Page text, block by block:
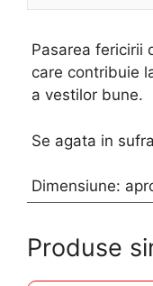
Pasarea fericirii
care contribuie
a vestilor bune.
Se agata in
Dimensiune:
Produse